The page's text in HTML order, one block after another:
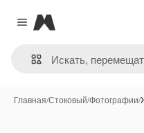
Close menu
Magnific
Главная/Стоковый/Фотографии/